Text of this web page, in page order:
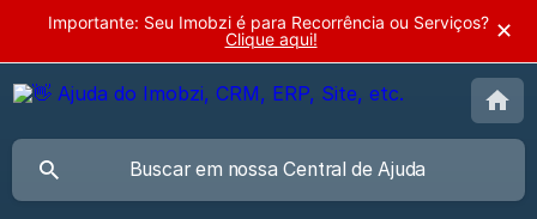
Importante: Seu Imobzi é para Recorrência ou Serviços?
Clique aqui!
✕